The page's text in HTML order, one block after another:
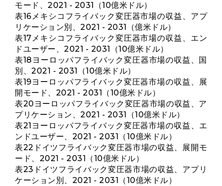
モード、2021 - 2031（10億米ドル）
表16メキシコフライバック変圧器市場の収益、アプ
リケーション別、2021 - 2031（億米ドル）
表17メキシコフライバック変圧器市場の収益、エン
ドユーザー、2021 - 2031（10億米ドル）
表18ヨーロッパフライバック変圧器市場の収益、国
別、2021 - 2031（10億米ドル）
表19ヨーロッパフライバック変圧器市場の収益、展
開モード、2021 - 2031（10億米ドル）
表20ヨーロッパフライバック変圧器市場の収益、ア
プリケーション、2021 - 2031（10億米ドル）
表21ヨーロッパフライバック変圧器市場の収益、エ
ンドユーザー、2021 - 2031（10億米ドル）
表22ドイツフライバック変圧器市場の収益、展開モ
ード、2021 - 2031（10億米ドル）
表23ドイツフライバック変圧器市場の収益、アプリ
ケーション別、2021 - 2031（10億米ドル）